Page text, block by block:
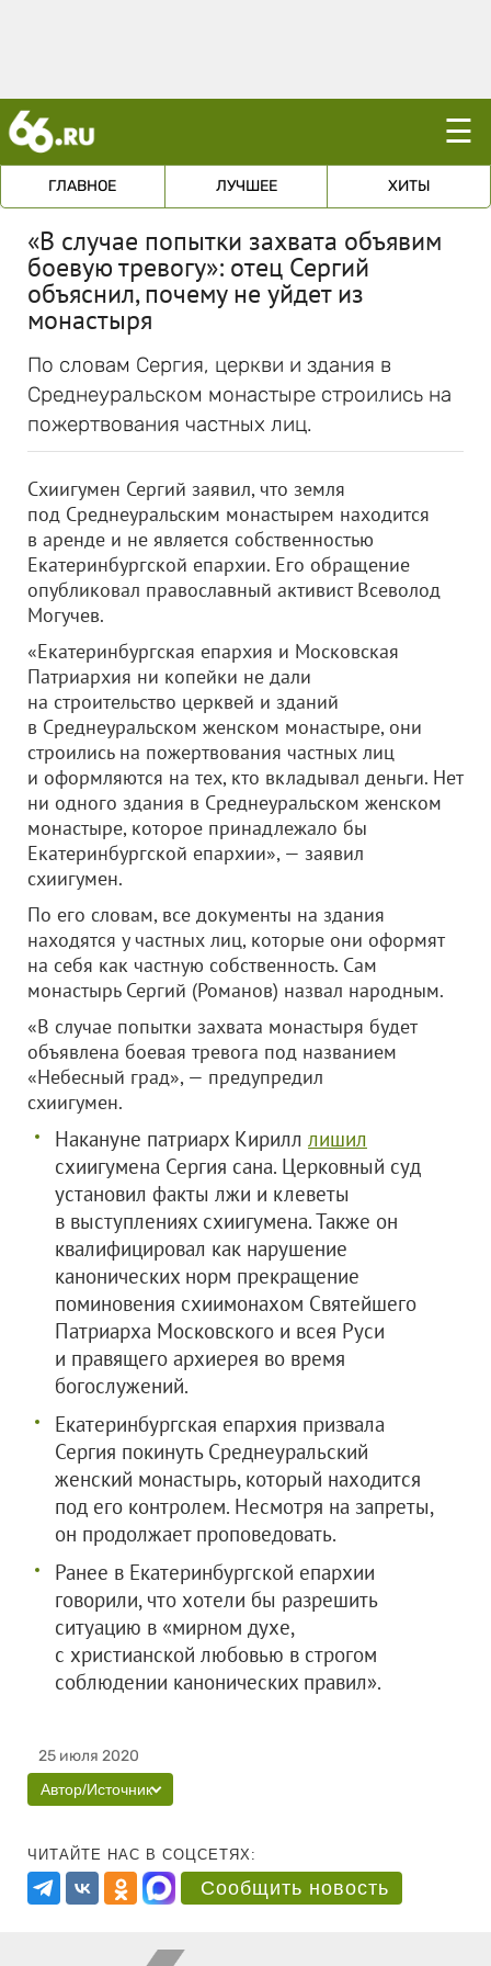
☰
ГЛАВНОЕ ЛУЧШЕЕ ХИТЫ
«В случае попытки захвата объявим
боевую тревогу»: отец Сергий
объяснил, почему не уйдет из
монастыря
По словам Сергия, церкви и здания в
Среднеуральском монастыре строились на
пожертвования частных лиц.
Схиигумен Сергий заявил, что земля
под Среднеуральским монастырем находится
в аренде и не является собственностью
Екатеринбургской епархии. Его обращение
опубликовал православный активист Всеволод
Могучев.
«Екатеринбургская епархия и Московская
Патриархия ни копейки не дали
на строительство церквей и зданий
в Среднеуральском женском монастыре, они
строились на пожертвования частных лиц
и оформляются на тех, кто вкладывал деньги. Нет
ни одного здания в Среднеуральском женском
монастыре, которое принадлежало бы
Екатеринбургской епархии», — заявил
схиигумен.
По его словам, все документы на здания
находятся у частных лиц, которые они оформят
на себя как частную собственность. Сам
монастырь Сергий (Романов) назвал народным.
«В случае попытки захвата монастыря будет
объявлена боевая тревога под названием
«Небесный град», — предупредил
схиигумен.
Накануне патриарх Кирилл лишил
схиигумена Сергия сана. Церковный суд
установил факты лжи и клеветы
в выступлениях схиигумена. Также он
квалифицировал как нарушение
канонических норм прекращение
поминовения схиимонахом Святейшего
Патриарха Московского и всея Руси
и правящего архиерея во время
богослужений.
Екатеринбургская епархия призвала
Сергия покинуть Среднеуральский
женский монастырь, который находится
под его контролем. Несмотря на запреты,
он продолжает проповедовать.
Ранее в Екатеринбургской епархии
говорили, что хотели бы разрешить
ситуацию в «мирном духе,
с христианской любовью в строгом
соблюдении канонических правил».
25 июля 2020
Автор/Источник
ЧИТАЙТЕ НАС В СОЦСЕТЯХ:
Сообщить новость